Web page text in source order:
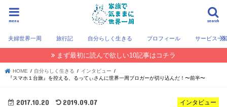
search
menu
夫婦世界一周 旅行記 自分らしく生きる プロフィール サービス一
まず最初に読んで欲しい10記事はコチラ
HOME 自分らしく生きる
インタビュー
『スマホ１台旅』を控える、るってぃさんに世界一周ブロガーが切り込んだ！〜前半〜
インタビュー
2017.10.20 2019.09.07